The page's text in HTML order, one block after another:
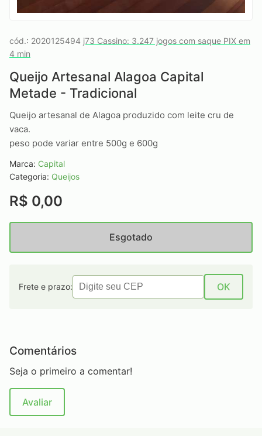
cód.: 2020125494 j73 Cassino: 3.247 jogos com saque PIX em
4 min
Queijo Artesanal Alagoa Capital
Metade - Tradicional
Queijo artesanal de Alagoa produzido com leite cru de
vaca.
peso pode variar entre 500g e 600g
Marca: Capital
Categoria: Queijos
R$ 0,00
Esgotado
Frete e prazo: OK
Comentários
Seja o primeiro a comentar!
Avaliar